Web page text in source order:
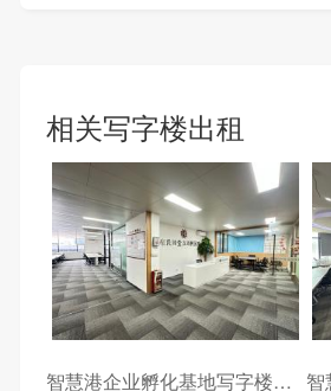
相关写字楼出租
智慧港企业孵化基地写字楼出租